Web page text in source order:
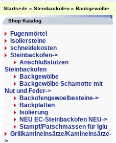
Startseite » Steinbackofen » Backgewölbe
Shop Katalog
Fugenmörtel
Isoliersteine
schneidekosten
Steinbackofen->
Anschlußstutzen
Steinbackofen
Backgewölbe
Backgewölbe Schamotte mit
Nut und Feder->
Backofengewoelbesteine->
Backplatten
Isolierung
NEU EC-Steinbackofen NEU->
Stampf/Patschmassen für Iglu
Grillkamineinsätze/Kamineinsätze-
>